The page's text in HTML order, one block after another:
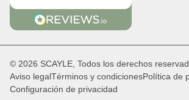
© 2026 SCAYLE, Todos los derechos
Aviso legalTérminos y condicionesPolítica de
Configuración de privacidad